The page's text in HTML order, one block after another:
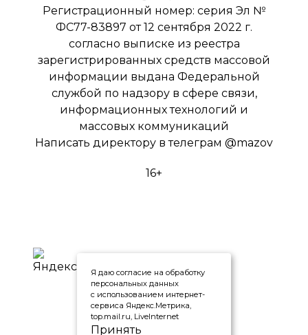
Регистрационный номер: серия Эл №
ФС77-83897 от 12 сентября 2022 г.
согласно выписке из реестра
зарегистрированных средств массовой
информации выдана Федеральной
службой по надзору в сфере связи,
информационных технологий и
массовых коммуникаций
Написать директору в телеграм @mazov
16+
Я даю согласие на обработку
персональных данных
с использованием интернет-
сервиса Яндекс.Метрика,
top.mail.ru, LiveInternet
Принять